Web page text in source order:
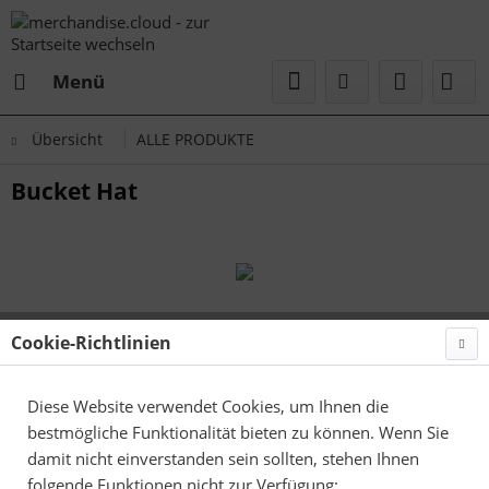
Menü
Übersicht ALLE PRODUKTE
Bucket Hat
Cookie-Richtlinien
Diese Website verwendet Cookies, um Ihnen die
bestmögliche Funktionalität bieten zu können. Wenn Sie
damit nicht einverstanden sein sollten, stehen Ihnen
folgende Funktionen nicht zur Verfügung: